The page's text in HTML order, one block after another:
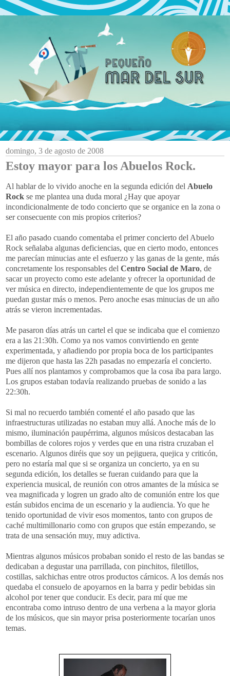
domingo, 3 de agosto de 2008
Estoy mayor para los Abuelos Rock.
Al hablar de lo vivido anoche en la segunda edición del Abuelo
Rock se me plantea una duda moral ¿Hay que apoyar
incondicionalmente de todo concierto que se organice en la zona o
ser consecuente con mis propios criterios?
El año pasado cuando comentaba el primer concierto del Abuelo
Rock señalaba algunas deficiencias, que en cierto modo, entonces
me parecían minucias ante el esfuerzo y las ganas de la gente, más
concretamente los responsables del Centro Social de Maro, de
sacar un proyecto como este adelante y ofrecer la oportunidad de
ver música en directo, independientemente de que los grupos me
puedan gustar más o menos. Pero anoche esas minucias de un año
atrás se vieron incrementadas.
Me pasaron días atrás un cartel el que se indicaba que el comienzo
era a las 21:30h. Como ya nos vamos convirtiendo en gente
experimentada, y añadiendo por propia boca de los participantes
me dijeron que hasta las 22h pasadas no empezaría el concierto.
Pues allí nos plantamos y comprobamos que la cosa iba para largo.
Los grupos estaban todavía realizando pruebas de sonido a las
22:30h.
Si mal no recuerdo también comenté el año pasado que las
infraestructuras utilizadas no estaban muy allá. Anoche más de lo
mismo, iluminación paupérrima, algunos músicos destacaban las
bombillas de colores rojos y verdes que en una ristra cruzaban el
escenario. Algunos diréis que soy un pejiguera, quejica y criticón,
pero no estaría mal que si se organiza un concierto, ya en su
segunda edición, los detalles se fueran cuidando para que la
experiencia musical, de reunión con otros amantes de la música se
vea magnificada y logren un grado alto de comunión entre los que
están subidos encima de un escenario y la audiencia. Yo que he
tenido oportunidad de vivir esos momentos, tanto con grupos de
caché multimillonario como con grupos que están empezando, se
trata de una sensación muy, muy adictiva.
Mientras algunos músicos probaban sonido el resto de las bandas se
dedicaban a degustar una parrillada, con pinchitos, filetillos,
costillas, salchichas entre otros productos cárnicos. A los demás nos
quedaba el consuelo de apoyarnos en la barra y pedir bebidas sin
alcohol por tener que conducir. Es decir, para mí que me
encontraba como intruso dentro de una verbena a la mayor gloria
de los músicos, que sin mayor prisa posteriormente tocarían unos
temas.